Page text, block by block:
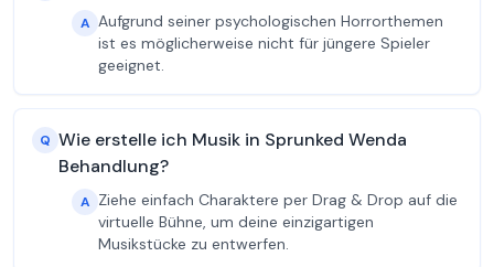
A Aufgrund seiner psychologischen Horrorthemen
ist es möglicherweise nicht für jüngere Spieler
geeignet.
Q Wie erstelle ich Musik in Sprunked Wenda
Behandlung?
A Ziehe einfach Charaktere per Drag & Drop auf die
virtuelle Bühne, um deine einzigartigen
Musikstücke zu entwerfen.